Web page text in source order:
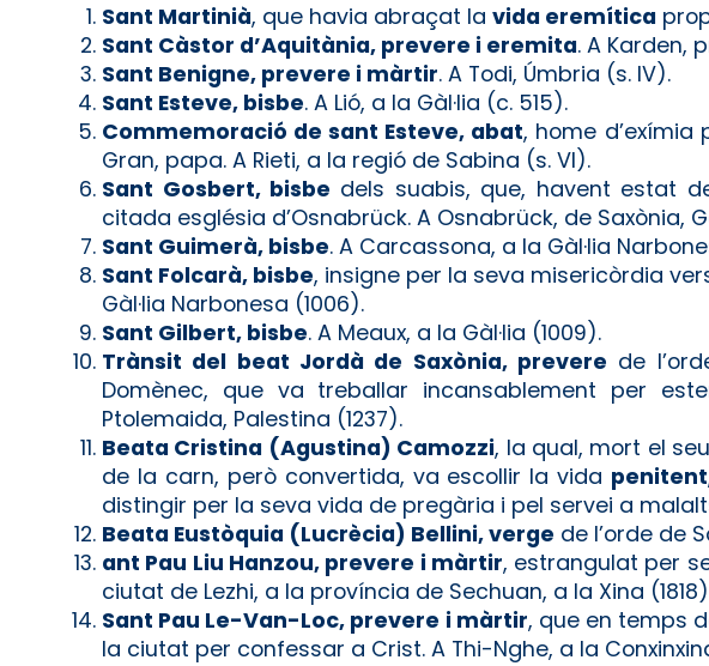
Sant Martinià, que havia abraçat lavida eremítica
Sant Càstor d’Aquitània, prevere i eremita. A Karden,
Sant Benigne, prevere i màrtir. A Todi, Úmbria (s. IV).
Sant Esteve, bisbe. A Lió, a la Gàl·lia (c. 515).
Commemoració de sant Esteve, abat, home
Gran, papa. A Rieti, a la regió de Sabina (s. VI).
Sant Gosbert, bisbe dels suabis, que, havent estat
citada església d’Osnabrück. A Osnabrück, de Saxònia,
Sant Guimerà, bisbe. A Carcassona, a la Gàl·lia
Sant Folcarà, bisbe, insigne per la seva misericòrdia
Gàl·lia Narbonesa (1006).
Sant Gilbert, bisbe. A Meaux, a la Gàl·lia (1009).
Trànsit del beat Jordà de Saxònia, prevere de
Domènec, que va treballar incansablement per
Ptolemaida, Palestina (1237).
Beata Cristina (Agustina) Camozzi, la qual, mort el
de la carn, però convertida, va escollir la vida penitent
distingir per la seva vida de pregària i pel servei a
Beata Eustòquia (Lucrècia) Bellini, verge de l’orde de
ant Pau Liu Hanzou, prevere i màrtir, estrangulat per
ciutat de Lezhi, a la província de Sechuan, a la Xina
Sant Pau Le-Van-Loc, prevere i màrtir, que en temps
la ciutat per confessar a Crist. A Thi-Nghe, a la